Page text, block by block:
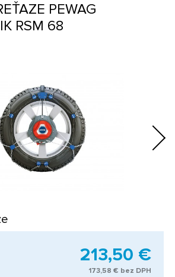
Next
PEWAG
RSM 68
213,50 €
173,58 € bez DPH